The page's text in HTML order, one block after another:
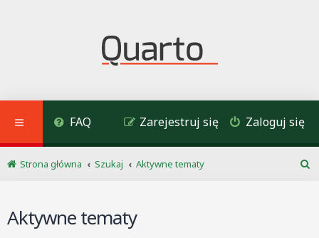
FAQ Zaloguj się
Zarejestruj się
Strona główna Szukaj
Aktywne tematy
Aktywne tematy